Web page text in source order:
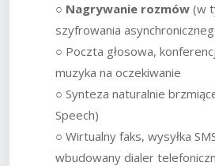
○ Nagrywanie rozmów (w
szyfrowania
○ Poczta głosowa,
muzyka na oczekiwanie
○ Synteza naturalnie
Speech)
○ Wirtualny faks, wysyłka
wbudowany dialer